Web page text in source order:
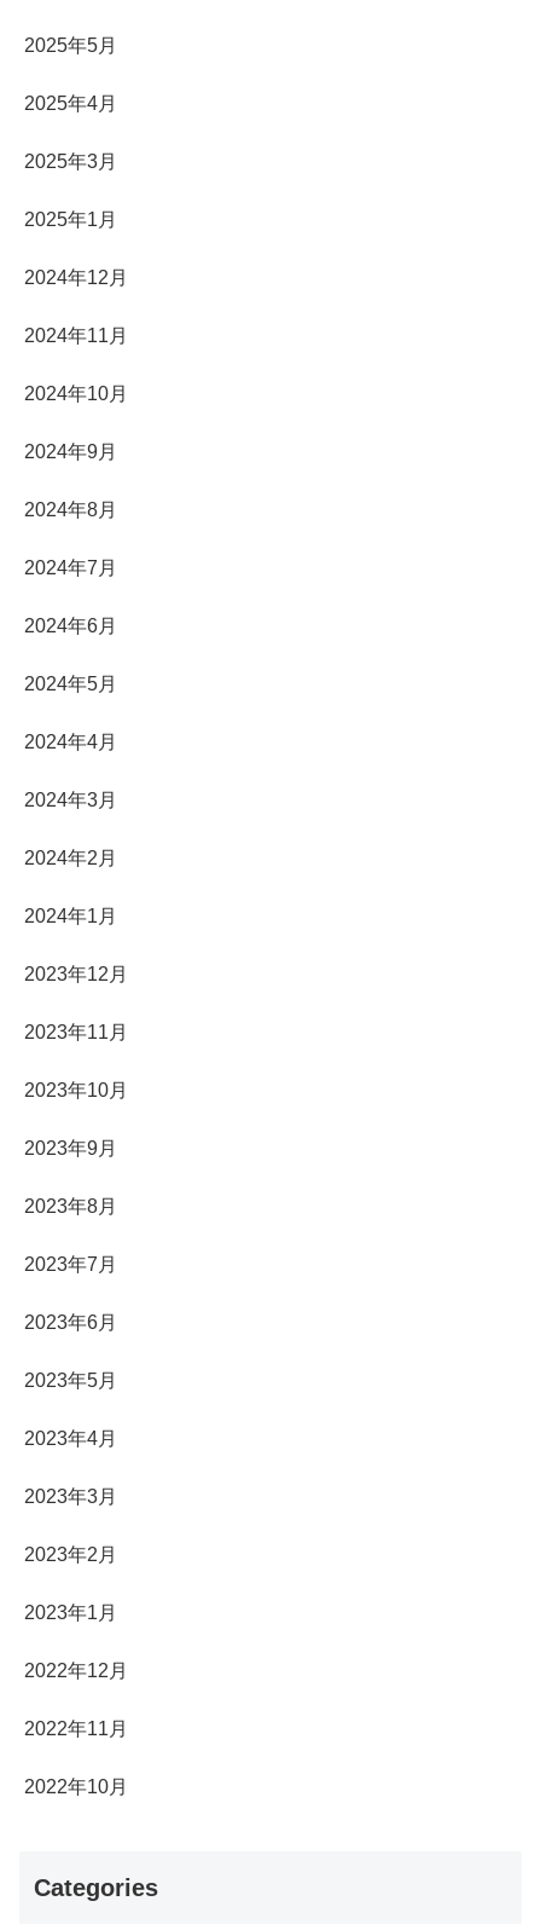
2025年5月
2025年4月
2025年3月
2025年1月
2024年12月
2024年11月
2024年10月
2024年9月
2024年8月
2024年7月
2024年6月
2024年5月
2024年4月
2024年3月
2024年2月
2024年1月
2023年12月
2023年11月
2023年10月
2023年9月
2023年8月
2023年7月
2023年6月
2023年5月
2023年4月
2023年3月
2023年2月
2023年1月
2022年12月
2022年11月
2022年10月
Categories